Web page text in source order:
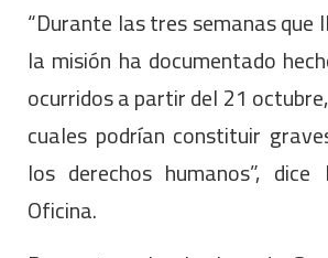
“Durante las tres semanas que
la misión ha documentado
ocurridos a partir del 21
cuales podrían constituir
los derechos humanos”,
Oficina.